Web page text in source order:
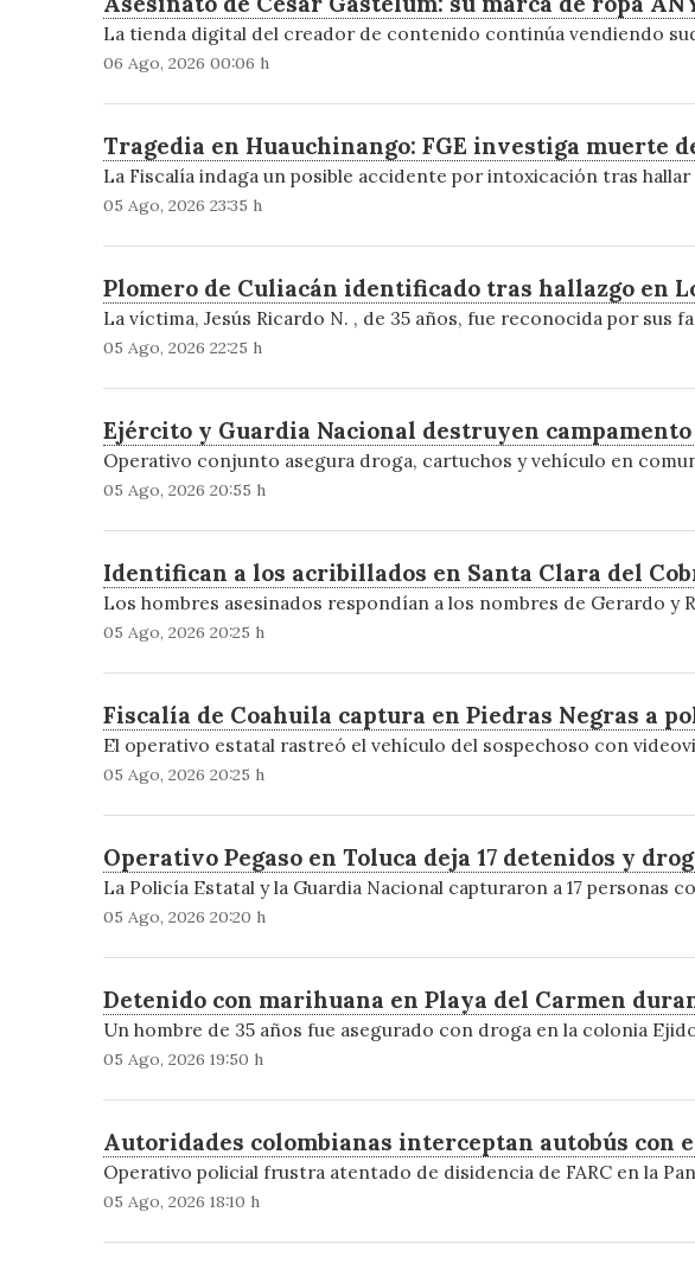
La tienda digital del creador de contenido continúa vendiendo
06 Ago, 2026 00:06 h
Tragedia en Huauchinango: FGE investiga muerte
La Fiscalía indaga un posible accidente por intoxicación tras
05 Ago, 2026 23:35 h
Plomero de Culiacán identificado tras hallazgo en
La víctima, Jesús Ricardo N. , de 35 años, fue reconocida por sus
05 Ago, 2026 22:25 h
Ejército y Guardia Nacional destruyen
Operativo conjunto asegura droga, cartuchos y vehículo en
05 Ago, 2026 20:55 h
Identifican a los acribillados en Santa Clara del
Los hombres asesinados respondían a los nombres de Gerardo y
05 Ago, 2026 20:25 h
Fiscalía de Coahuila captura en Piedras Negras a
El operativo estatal rastreó el vehículo del sospechoso con
05 Ago, 2026 20:25 h
Operativo Pegaso en Toluca deja 17 detenidos y
La Policía Estatal y la Guardia Nacional capturaron a 17 personas
05 Ago, 2026 20:20 h
Detenido con marihuana en Playa del Carmen
Un hombre de 35 años fue asegurado con droga en la colonia
05 Ago, 2026 19:50 h
Autoridades colombianas interceptan autobús con
Operativo policial frustra atentado de disidencia de FARC en la
05 Ago, 2026 18:10 h